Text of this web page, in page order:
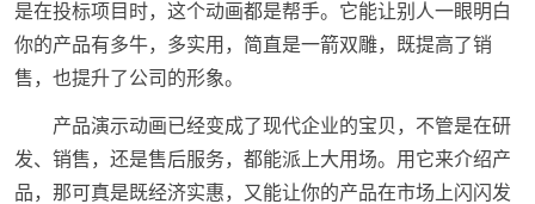
是在投标项目时，这个动画都是帮手。它能让别人一眼明白
你的产品有多牛，多实用，简直是一箭双雕，既提高了销
售，也提升了公司的形象。
产品演示动画已经变成了现代企业的宝贝，不管是在研
发、销售，还是售后服务，都能派上大用场。用它来介绍产
品，那可真是既经济实惠，又能让你的产品在市场上闪闪发